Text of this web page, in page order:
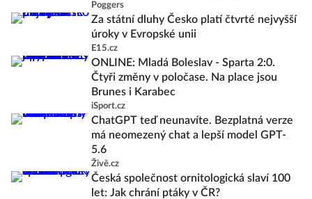
Poggers
Za státní dluhy Česko platí čtvrté nejvyšší
úroky v Evropské unii
E15.cz
ONLINE: Mladá Boleslav - Sparta 2:0.
Čtyři změny v poločase. Na place jsou
Brunes i Karabec
iSport.cz
ChatGPT teď neunavíte. Bezplatná verze
má neomezený chat a lepší model GPT-
5.6
Živě.cz
Česká společnost ornitologická slaví 100
let: Jak chrání ptáky v ČR?